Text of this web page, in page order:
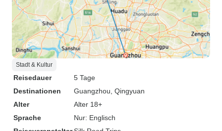
Stadt & Kultur
Reisedauer
5 Tage
Destinationen
Guangzhou , Qingyuan
Alter
Alter 18+
Sprache
Nur: Englisch